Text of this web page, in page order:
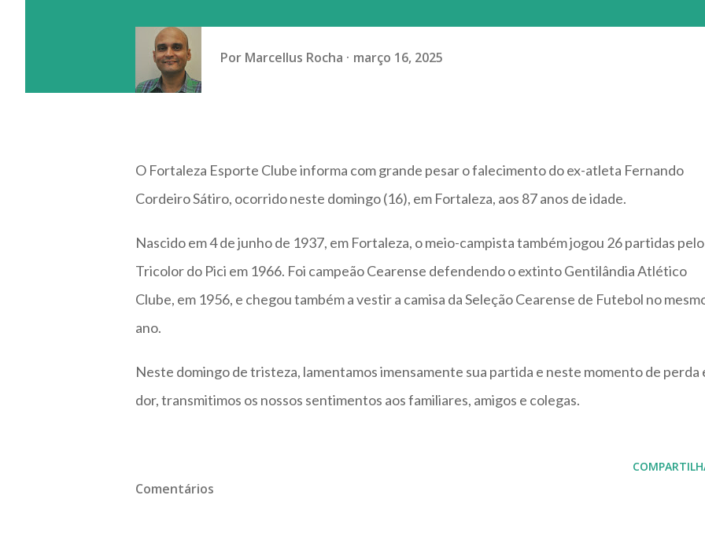
Por Marcellus Rocha março 16, 2025
O Fortaleza Esporte Clube informa com grande pesar o falecimento do ex-atleta Fernando
Cordeiro Sátiro, ocorrido neste domingo (16), em Fortaleza, aos 87 anos de idade.
Nascido em 4 de junho de 1937, em Fortaleza, o meio-campista também jogou 26 partidas pelo
Tricolor do Pici em 1966. Foi campeão Cearense defendendo o extinto Gentilândia Atlético
Clube, em 1956, e chegou também a vestir a camisa da Seleção Cearense de Futebol no
ano.
Neste domingo de tristeza, lamentamos imensamente sua partida e neste momento de perda
dor, transmitimos os nossos sentimentos aos familiares, amigos e colegas.
Comentários